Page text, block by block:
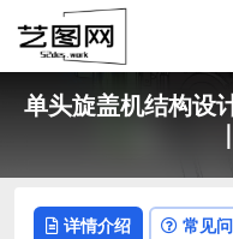
单头旋盖机结构设
详情介绍 常见